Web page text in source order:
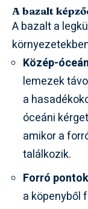
A bazalt
A bazalt a
Közép-
lemezek
a
óceáni
amikor a
találkozik.
Forró
a köpenyből